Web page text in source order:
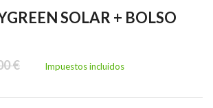
SOLAR + BOLSO
€ Impuestos incluidos